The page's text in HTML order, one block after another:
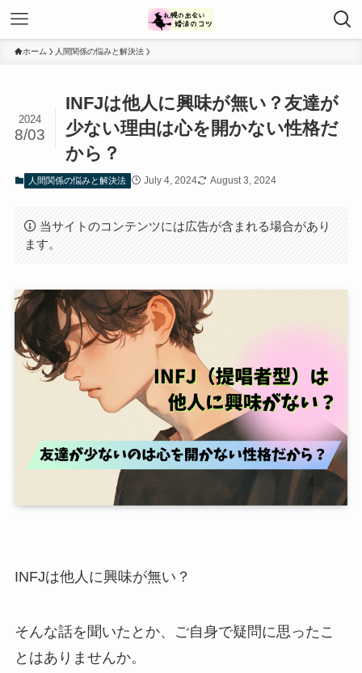
ホーム 人間関係の悩みと解決法
INFJは他人に興味が無い？友達が
少ない理由は心を開かない性格だ
から？
2024
8/03
人間関係の悩みと解決法 July 4, 2024 August 3, 2024
当サイトのコンテンツには広告が含まれる場合があり
ます。
INFJは他人に興味が無い？
そんな話を聞いたとか、ご自身で疑問に思ったこ
とはありませんか。